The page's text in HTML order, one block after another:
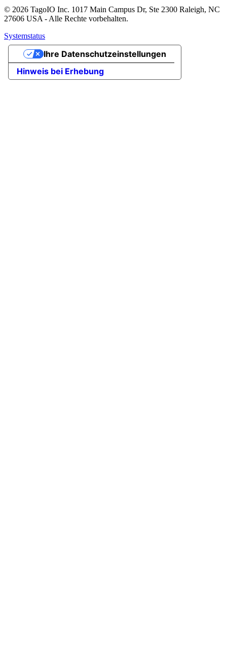
© 2026 TagoIO Inc. 1017 Main Campus Dr, Ste 2300 Raleigh, NC
27606 USA - Alle Rechte vorbehalten.
Systemstatus
Hinweis bei Erhebung
Ihre Datenschutzeinstellungen